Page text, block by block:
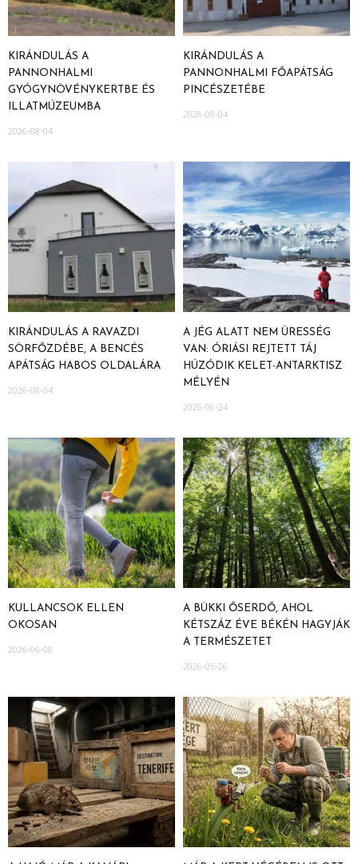
KIRÁNDULÁS A
PANNONHALMI
GYÓGYNÖVÉNYKERTBE ÉS
ILLATMÚZEUMBA
2026-08-04
KIRÁNDULÁS A
PANNONHALMI FŐAPÁTSÁG
PINCÉSZETÉBE
2026-08-04
KIRÁNDULÁS A RAVAZDI
SÖRFŐZDÉBE, A BENCÉS
APÁTSÁG HABOS OLDALÁRA
2026-08-04
A JÉG ALATT NEM ÜRESSÉG
VAN: ÓRIÁSI REJTETT TÁJ
HÚZÓDIK KELET-ANTARKTISZ
MÉLYÉN
2026-06-24
KULLANCSOK ELLEN
OKOSAN
2026-06-08
A BÜKKI ŐSERDŐ, AHOL
KÉTSZÁZ ÉVE BÉKÉN HAGYJÁK
A TERMÉSZETET
2026-05-26